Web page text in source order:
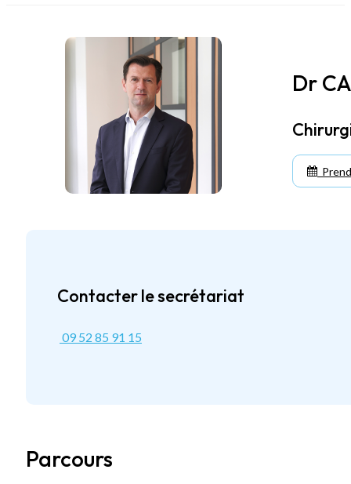
Dr
Contacter le secrétariat
09 52 85 91 15
Parcours